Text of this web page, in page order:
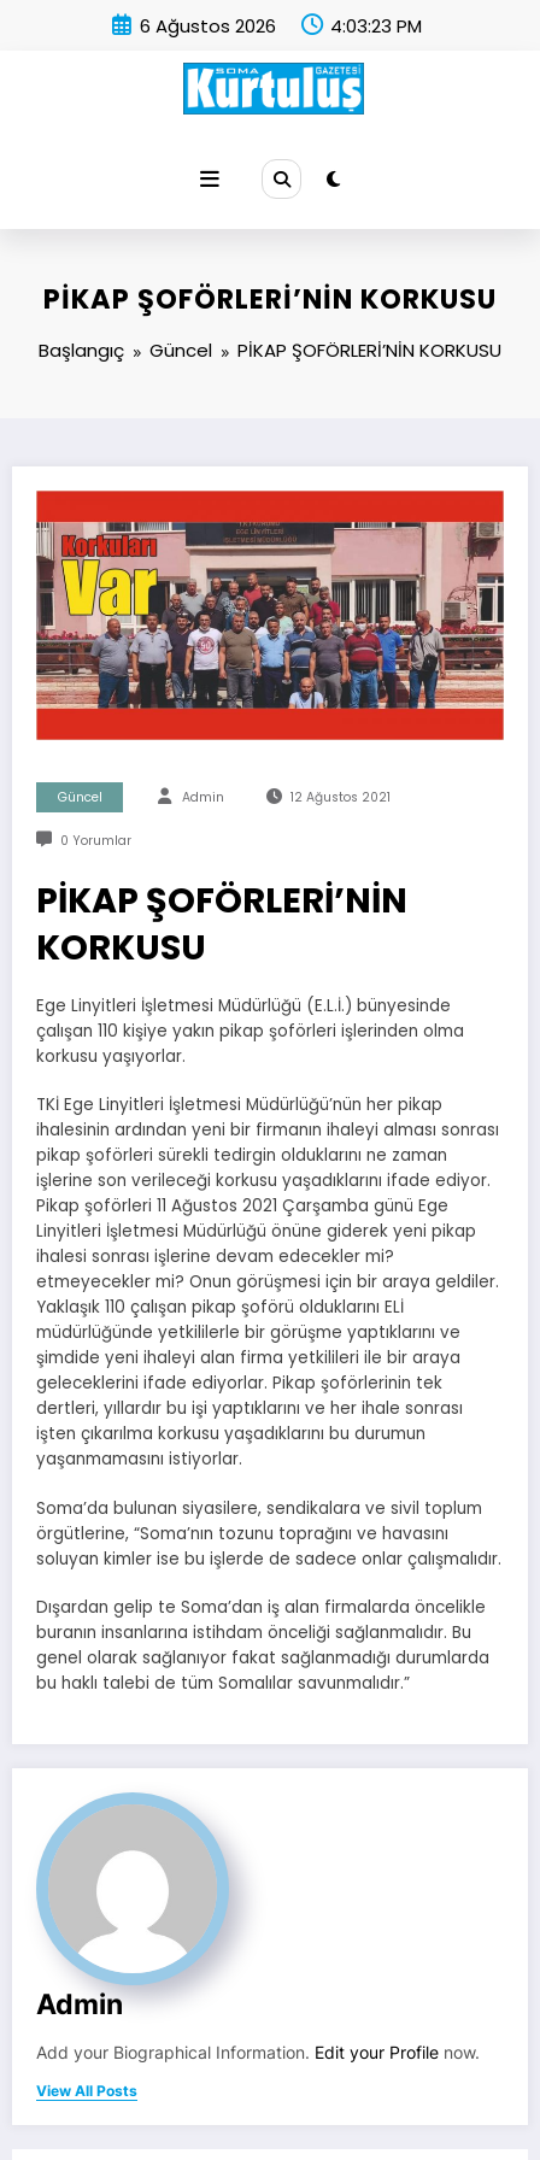
6 Ağustos 2026 4:03:24 PM
PİKAP ŞOFÖRLERİ’NİN KORKUSU
Başlangıç Güncel PİKAP ŞOFÖRLERİ’NİN KORKUSU
Güncel Admin 12 Ağustos 2021
0 Yorumlar
PİKAP ŞOFÖRLERİ’NİN
KORKUSU
Ege Linyitleri İşletmesi Müdürlüğü (E.L.İ.) bünyesinde
çalışan 110 kişiye yakın pikap şoförleri işlerinden olma
korkusu yaşıyorlar.
TKİ Ege Linyitleri İşletmesi Müdürlüğü’nün her pikap
ihalesinin ardından yeni bir firmanın ihaleyi alması sonrası
pikap şoförleri sürekli tedirgin olduklarını ne zaman
işlerine son verileceği korkusu yaşadıklarını ifade ediyor.
Pikap şoförleri 11 Ağustos 2021 Çarşamba günü Ege
Linyitleri İşletmesi Müdürlüğü önüne giderek yeni pikap
ihalesi sonrası işlerine devam edecekler mi?
etmeyecekler mi? Onun görüşmesi için bir araya geldiler.
Yaklaşık 110 çalışan pikap şoförü olduklarını ELİ
müdürlüğünde yetkililerle bir görüşme yaptıklarını ve
şimdide yeni ihaleyi alan firma yetkilileri ile bir araya
geleceklerini ifade ediyorlar. Pikap şoförlerinin tek
dertleri, yıllardır bu işi yaptıklarını ve her ihale sonrası
işten çıkarılma korkusu yaşadıklarını bu durumun
yaşanmamasını istiyorlar.
Soma’da bulunan siyasilere, sendikalara ve sivil toplum
örgütlerine, “Soma’nın tozunu toprağını ve havasını
soluyan kimler ise bu işlerde de sadece onlar çalışmalıdır.
Dışardan gelip te Soma’dan iş alan firmalarda öncelikle
buranın insanlarına istihdam önceliği sağlanmalıdır. Bu
genel olarak sağlanıyor fakat sağlanmadığı durumlarda
bu haklı talebi de tüm Somalılar savunmalıdır.”
Admin
Add your Biographical Information. Edit your Profile now.
View All Posts